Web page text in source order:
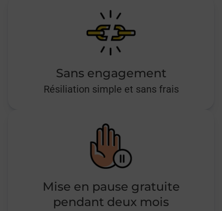
Sans engagement
Résiliation simple et sans frais
Mise en pause gratuite
pendant deux mois